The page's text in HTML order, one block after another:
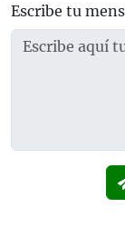
Escribe tu